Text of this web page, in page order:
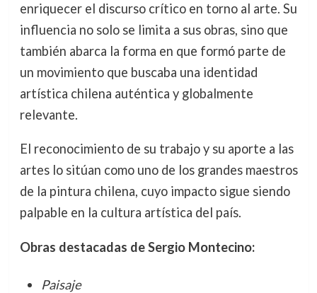
enriquecer el discurso crítico en torno al arte. Su
influencia no solo se limita a sus obras, sino que
también abarca la forma en que formó parte de
un movimiento que buscaba una identidad
artística chilena auténtica y globalmente
relevante.
El reconocimiento de su trabajo y su aporte a las
artes lo sitúan como uno de los grandes maestros
de la pintura chilena, cuyo impacto sigue siendo
palpable en la cultura artística del país.
Obras destacadas de Sergio Montecino:
Paisaje